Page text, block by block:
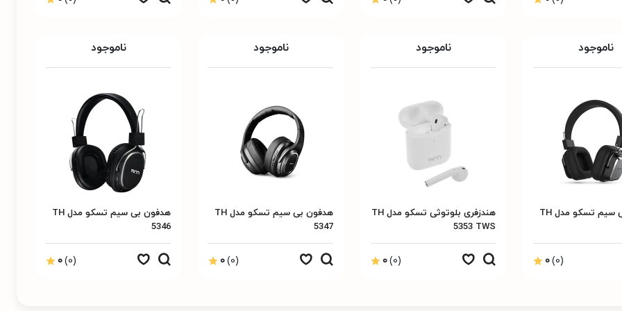
ناموجود
هدفون بی سیم تسکو مدل TH
0(0)
ناموجود
هندزفری بلوتوثی تسکو مدل TH
5353 TWS
0(0)
ناموجود
هدفون بی سیم تسکو مدل TH
5347
0(0)
ناموجود
هدفون بی سیم تسکو مدل TH
5346
0(0)